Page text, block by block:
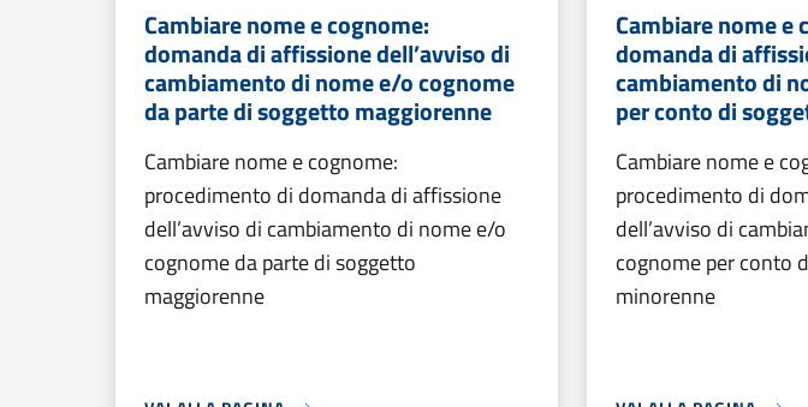
Cambiare nome e cognome:
domanda di affissione dell’avviso di
cambiamento di nome e/o cognome
da parte di soggetto maggiorenne
Cambiare nome e cognome:
procedimento di domanda di affissione
dell’avviso di cambiamento di nome e/o
cognome da parte di soggetto
maggiorenne
Cambiare nome e
domanda di
cambiamento di
per conto di
Cambiare nome e
procedimento di
dell’avviso di
cognome per conto
minorenne